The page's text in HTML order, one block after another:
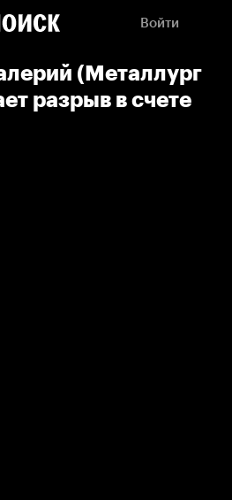
Войти
(Металлург
разрыв в счете